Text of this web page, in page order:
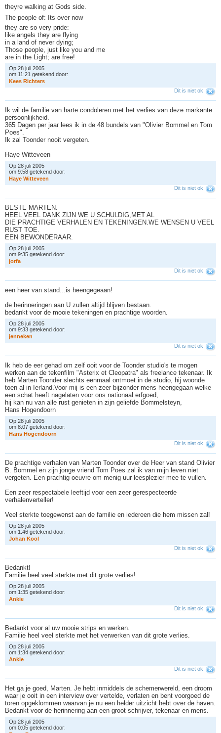
theyre walking at Gods side.
The people of: Its over now
they are so very pride:
like angels they are flying
in a land of never dying;
Those people, just like you and me
are in the Light; are free!
Op 28 juli 2005
om 11:21 getekend door:
Kees Richters
Dit is niet ok
Ik wil de familie van harte condoleren met het verlies van deze markante
persoonlijkheid.
365 Dagen per jaar lees ik in de 48 bundels van "Olivier Bommel en Tom
Poes".
Ik zal Toonder nooit vergeten.
Haye Witteveen
Op 28 juli 2005
om 9:58 getekend door:
Haye Witteveen
Dit is niet ok
BESTE MARTEN.
HEEL VEEL DANK ZIJN WE U SCHULDIG,MET AL
DIE PRACHTIGE VERHALEN EN TEKENINGEN.WE WENSEN U VEEL
RUST TOE.
EEN BEWONDERAAR.
Op 28 juli 2005
om 9:35 getekend door:
jorfa
Dit is niet ok
een heer van stand...is heengegeaan!
de herinneringen aan U zullen altijd blijven bestaan.
bedankt voor de mooie tekeningen en prachtige woorden.
Op 28 juli 2005
om 9:33 getekend door:
jenneken
Dit is niet ok
Ik heb de eer gehad om zelf ooit voor de Toonder studio's te mogen
werken aan de tekenfilm "Asterix et Cleopatra" als freelance tekenaar. Ik
heb Marten Toonder slechts eenmaal ontmoet in de studio, hij woonde
toen al in Ierland.Voor mij is een zeer bijzonder mens heengegaan welke
een schat heeft nagelaten voor ons nationaal erfgoed,
hij kan nu van alle rust genieten in zijn geliefde Bommelsteyn,
Hans Hogendoorn
Op 28 juli 2005
om 8:07 getekend door:
Hans Hogendoorn
Dit is niet ok
De prachtige verhalen van Marten Toonder over de Heer van stand Olivier
B. Bommel en zijn jonge vriend Tom Poes zal ik van mijn leven niet
vergeten. Een prachtig oeuvre om menig uur leesplezier mee te vullen.
Een zeer respectabele leeftijd voor een zeer gerespecteerde
verhalenverteller!
Veel sterkte toegewenst aan de familie en iedereen die hem missen zal!
Op 28 juli 2005
om 1:46 getekend door:
Johan Kool
Dit is niet ok
Bedankt!
Familie heel veel sterkte met dit grote verlies!
Op 28 juli 2005
om 1:35 getekend door:
Ankie
Dit is niet ok
Bedankt voor al uw mooie strips en werken.
Familie heel veel sterkte met het verwerken van dit grote verlies.
Op 28 juli 2005
om 1:34 getekend door:
Ankie
Dit is niet ok
Het ga je goed, Marten. Je hebt inmiddels de schemerwereld, een droom
waar je ooit in een interview over vertelde, verlaten en bent voorgoed de
toren opgeklommen waarvan je nu een helder uitzicht hebt over de haven.
Bedankt voor de herinnering aan een groot schrijver, tekenaar en mens.
Op 28 juli 2005
om 0:05 getekend door: